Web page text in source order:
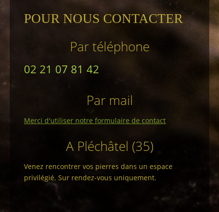
POUR NOUS CONTACTER
Par téléphone
02 21 07 81 42
Par mail
Merci d'utiliser notre formulaire de contact
A Pléchâtel (35)
Venez rencontrer vos pierres dans un espace
privilégié. Sur rendez-vous uniquement.